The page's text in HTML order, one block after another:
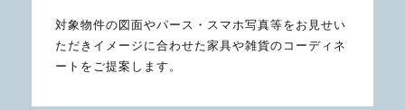
対象物件の図面やパース・スマホ写真等をお見せい
ただきイメージに合わせた家具や雑貨のコーディネ
ートをご提案します。